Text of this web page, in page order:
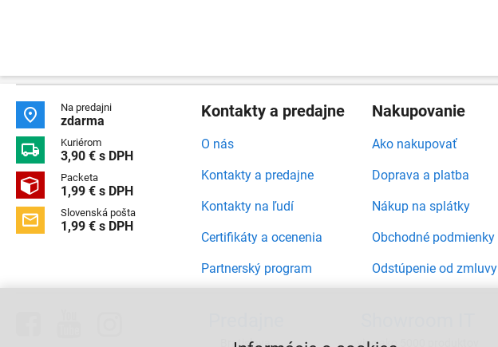
 Na predajni
zdarma
 Kuriérom
3,90 € s DPH
 Packeta
1,99 € s DPH
 Slovenská pošta
1,99 € s DPH
Kontakty a predajne
O nás
Kontakty a predajne
Kontakty na ľudí
Certifikáty a ocenenia
Partnerský program
Nakupovanie
Ako nakupovať
Doprava a platba
Nákup na splátky
Obchodné podmienky
Odstúpenie od zmluvy
Bratislava, viac ako 5000 produktov